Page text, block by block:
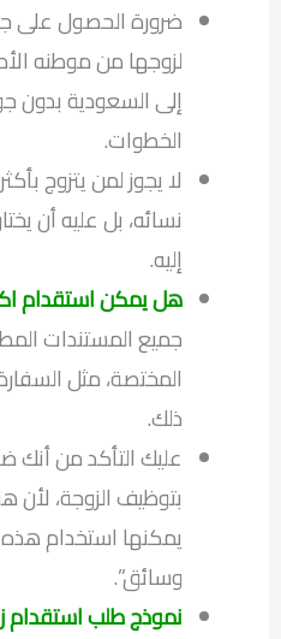
ضرورة الحصول على
لزوجها من موطنه
إلى السعودية بدون
الخطوات.
لا يجوز لمن يتزوج
نسائه، بل عليه أن
إليه.
هل يمكن استقدام
جميع المستندات
المختصة، مثل
ذلك.
عليك التأكد من أنك
بتوظيف الزوجة، لأن
يمكنها استخدام
وسائق”.
نموذج طلب استقدام